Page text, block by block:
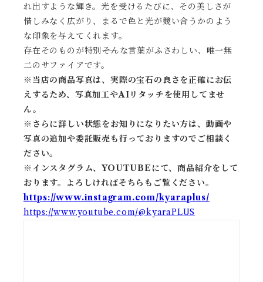
れ出すような輝き。光を受けるたびに、その美しさが
惜しみなく広がり、まるで色と光が競い合うかのよう
な印象を与えてくれます。
存在そのものが特別――そんな言葉がふさわしい、唯一無
二のサファイアです。
※当店の商品写真は、実際の宝石の良さを正確にお伝
えするため、写真加工やAIリタッチを使用してませ
ん。
※ さらに詳しい状態をお知りになりたい方は、動画や
写真の追加や委託販売も行っておりますのでご相談く
ださい。
※ インスタグラム、YOUTUBEにて、商品紹介をして
おります。よろしければそちらもご覧ください。
https://www.instagram.com/kyaraplus/
https://www.youtube.com/@kyaraPLUS